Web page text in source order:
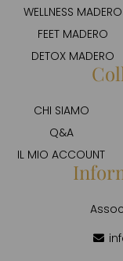
WELLNESS MADERO
FEET MADERO
DETOX MADERO
CHI SIAMO
Q&A
IL MIO ACCOUNT